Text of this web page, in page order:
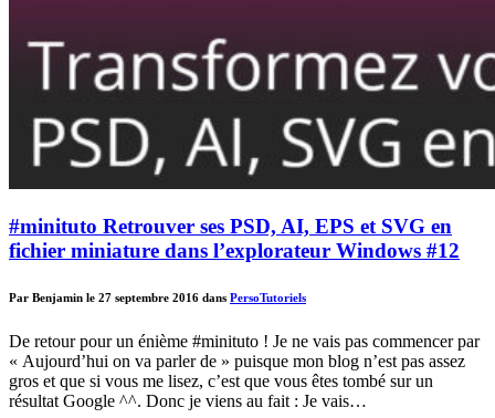
#minituto Retrouver ses PSD, AI, EPS et SVG en
fichier miniature dans l’explorateur Windows #12
Par Benjamin le 27 septembre 2016 dans PersoTutoriels
De retour pour un énième #minituto ! Je ne vais pas commencer par
« Aujourd’hui on va parler de » puisque mon blog n’est pas assez
gros et que si vous me lisez, c’est que vous êtes tombé sur un
résultat Google ^^. Donc je viens au fait : Je vais…